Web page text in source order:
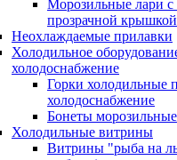
Морозильные лари с
прозрачной крышкой
Неохлаждаемые прилавки
Холодильное
холодоснабжение
Горки холодильные
холодоснабжение
Бонеты морозильные
Холодильные витрины
Витрины "рыба на